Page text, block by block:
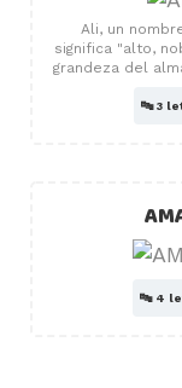
Ali, un
significa "alto,
grandeza del
🔤3
🔤 4